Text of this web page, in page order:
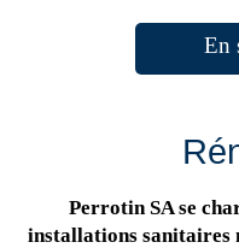
En
Perrotin SA se
installations sanitaires